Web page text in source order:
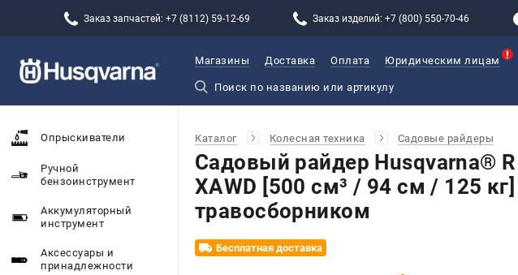
Заказ запчастей: +7 (8112) 59-12-69 Заказ изделий: +7 (800) 550-70-46
Магазины Доставка Оплата Юридическим лицам
Опрыскиватели
Ручной
бензоинструмент
Аккумуляторный
инструмент
Аксессуары и
принадлежности
Каталог Колесная техника Садовые райдеры
Садовый райдер Husqvarna®
XAWD [500 см³ / 94 см / 125 кг]
травосборником
Бесплатная доставка